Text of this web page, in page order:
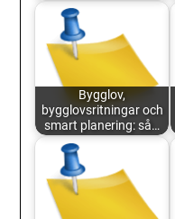
Bygglov,
bygglovsritningar och
smart planering: så…